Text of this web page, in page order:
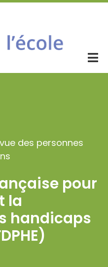
des personnes
pour
la
handicaps